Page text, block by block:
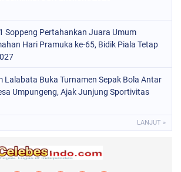
Soppeng Pertahankan Juara Umum
Hari Pramuka ke-65, Bidik Piala Tetap
Lalabata Buka Turnamen Sepak Bola Antar
Umpungeng, Ajak Junjung Sportivitas
LANJUT »